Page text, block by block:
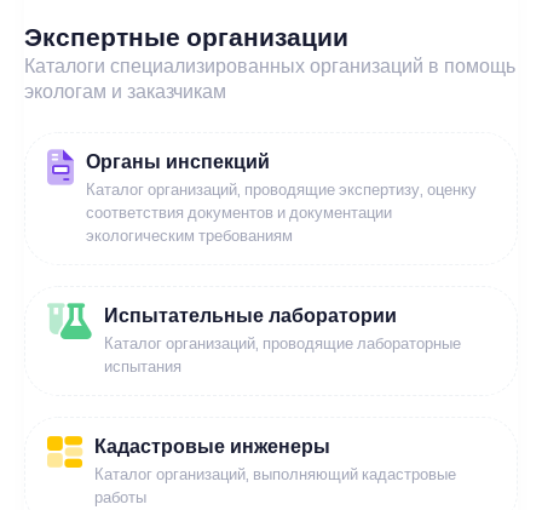
Экспертные организации
Каталоги специализированных организаций в помощь
экологам и заказчикам
Органы инспекций
Каталог организаций, проводящие экспертизу, оценку
соответствия документов и документации
экологическим требованиям
Испытательные лаборатории
Каталог организаций, проводящие лабораторные
испытания
Кадастровые инженеры
Каталог организаций, выполняющий кадастровые
работы